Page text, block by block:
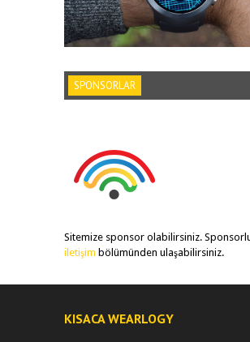
SPONSORLAR
Sitemize sponsor olabilirsiniz.
iletişim bölümünden ulaşabilirsiniz.
KISACA WEARLOGY